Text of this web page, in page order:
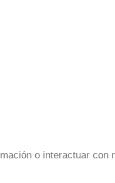
o interactuar con